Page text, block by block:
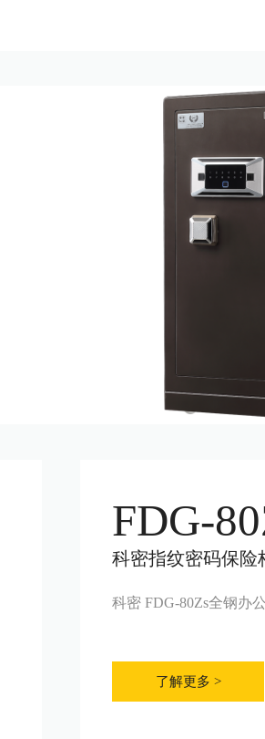
FDG-
科密指纹密码保险
科密 FDG-80Zs全钢办
了解更多 >